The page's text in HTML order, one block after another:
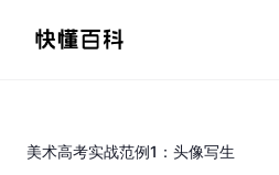
美术高考实战范例1：头像写生